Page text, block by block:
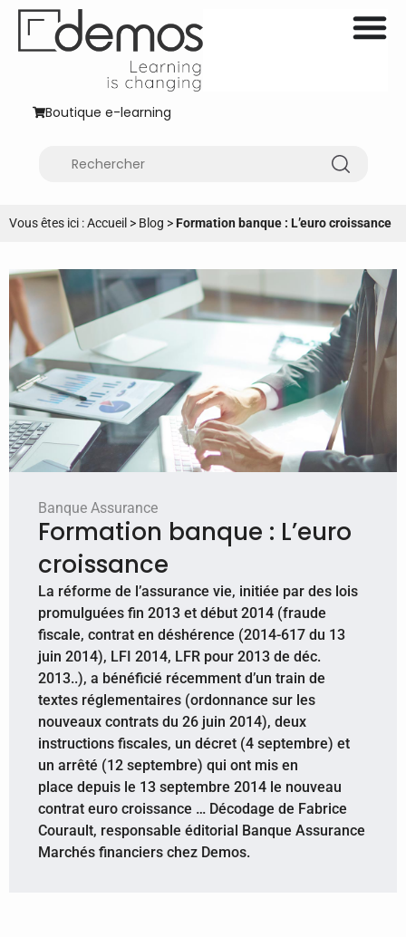
Boutique e-learning
Vous êtes ici :Accueil > Blog >Formation banque : L’euro croissance
Banque Assurance
Formation banque : L’euro
croissance
​La réforme de l’assurance vie, initiée par des lois
promulguées fin 2013 et début 2014 (fraude
fiscale, contrat en déshérence (2014-617 du 13
juin 2014), LFI 2014, LFR pour 2013 de déc.
2013..), a bénéficié récemment d’un train de
textes réglementaires (ordonnance sur les
nouveaux contrats du 26 juin 2014), deux
instructions fiscales, un décret (4 septembre) et
un arrêté (12 septembre) qui ont mis en
place depuis le 13 septembre 2014 le nouveau
contrat euro croissance … Décodage de Fabrice
Courault, responsable éditorial Banque Assurance
Marchés financiers chez Demos.